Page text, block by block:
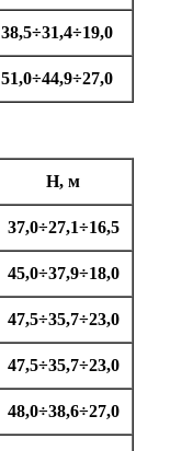
38,5÷31,4÷19,0
51,0÷44,9÷27,0
H, м
37,0÷27,1÷16,5
45,0÷37,9÷18,0
47,5÷35,7÷23,0
47,5÷35,7÷23,0
48,0÷38,6÷27,0